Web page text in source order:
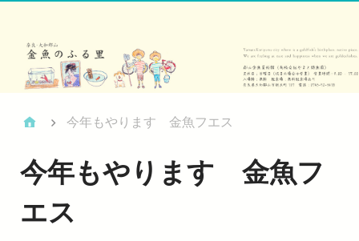
今年もやります 金魚フエス
今年もやります 金魚フ
エス